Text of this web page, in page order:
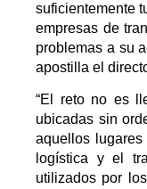
suficientemente
empresas de
problemas a su
apostilla el
“El reto no es
ubicadas sin
aquellos
logística y el
utilizados por